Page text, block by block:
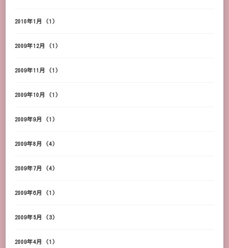
2010年1月 (1)
2009年12月 (1)
2009年11月 (1)
2009年10月 (1)
2009年9月 (1)
2009年8月 (4)
2009年7月 (4)
2009年6月 (1)
2009年5月 (3)
2009年4月 (1)